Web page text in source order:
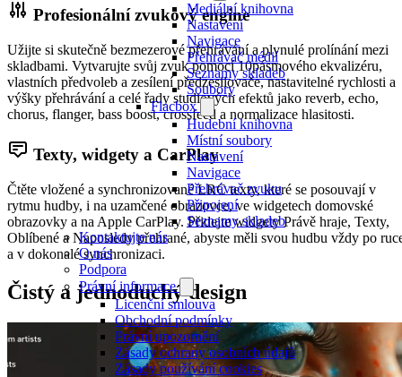
Mediální knihovna
Nastavení
Navigace
Přehrávač médií
Seznamy skladeb
Soubory
Flacbox
Hudební knihovna
Místní soubory
Nastavení
Navigace
Přehrávač zvuku
Připojení
Seznamy skladeb
Kontaktujte nás
O nás
Podpora
Právní informace
Licenční smlouva
Obchodní podmínky
Právní upozornění
Zásady ochrany osobních údajů
Zásady používání cookies
Profesionální zvukový engine
Užijte si skutečně bezmezerové přehrávání a plynulé prolínání mezi
skladbami. Vytvarujte svůj zvuk pomocí 10pásmového ekvalizéru,
vlastních předvoleb a zesílení předzesilovače, nastavitelné rychlosti a
výšky přehrávání a celé řady studiových efektů jako reverb, echo,
chorus, flanger, bass boost, crossfeed a normalizace hlasitosti.
Texty, widgety a CarPlay
Čtěte vložené a synchronizované LRC texty, které se posouvají v
rytmu hudby, i na uzamčené obrazovce, ve widgetech domovské
obrazovky a na Apple CarPlay. Přidejte widgety Právě hraje, Texty,
Oblíbené a Naposledy přehrané, abyste měli svou hudbu vždy po
a v dokonalé synchronizaci.
Čistý a jednoduchý design